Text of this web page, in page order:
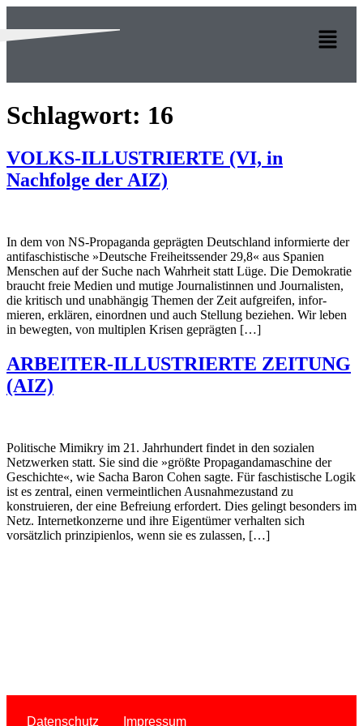
Schlagwort: 16
VOLKS-ILLUSTRIERTE (VI, in
Nachfolge der AIZ)
In dem von NS-Propaganda geprägten Deutschland informierte der
antifaschistische »Deutsche Freiheits­sender 29,8« aus Spanien
Menschen auf der Suche nach Wahrheit statt Lüge. Die Demokratie
braucht freie Medien und mutige Journalistinnen und Journalisten,
die kritisch und unabhängig Themen der Zeit aufgreifen, infor­
mieren, erklären, einordnen und auch Stellung beziehen. Wir leben
in bewegten, von multiplen Krisen geprägten […]
ARBEITER-ILLUSTRIERTE ZEITUNG
(AIZ)
Politische Mimikry im 21. Jahrhundert findet in den sozialen
Netzwerken statt. Sie sind die »größte Propagandamaschine der
Geschichte«, wie Sacha Baron Cohen sagte. Für faschistische Logik
ist es zentral, einen vermeintlichen Ausnahmezustand zu
konstruieren, der eine Befreiung erfordert. Dies gelingt besonders im
Netz. Internetkonzerne und ihre Eigentümer verhalten sich
vorsätzlich prinzipienlos, wenn sie es zulassen, […]
Datenschutz Impressum